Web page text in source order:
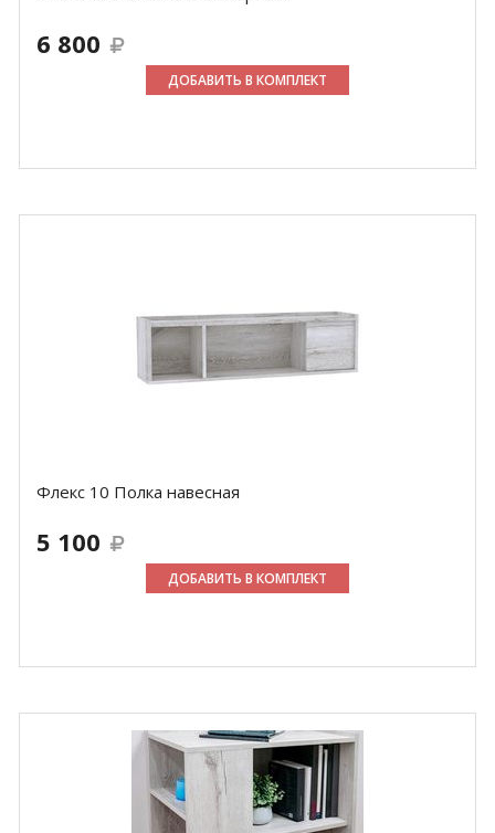
6 800
ДОБАВИТЬ В КОМПЛЕКТ
Флекс 10 Полка навесная
5 100
ДОБАВИТЬ В КОМПЛЕКТ